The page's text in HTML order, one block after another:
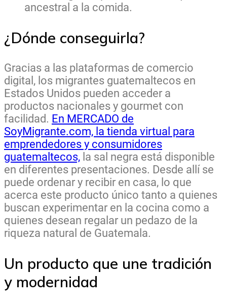
ancestral a la comida.
¿Dónde conseguirla?
Gracias a las plataformas de comercio
digital, los migrantes guatemaltecos en
Estados Unidos pueden acceder a
productos nacionales y gourmet con
facilidad. En MERCADO de
SoyMigrante.com, la tienda virtual para
emprendedores y consumidores
guatemaltecos, la sal negra está disponible
en diferentes presentaciones. Desde allí se
puede ordenar y recibir en casa, lo que
acerca este producto único tanto a quienes
buscan experimentar en la cocina como a
quienes desean regalar un pedazo de la
riqueza natural de Guatemala.
Un producto que une tradición
y modernidad